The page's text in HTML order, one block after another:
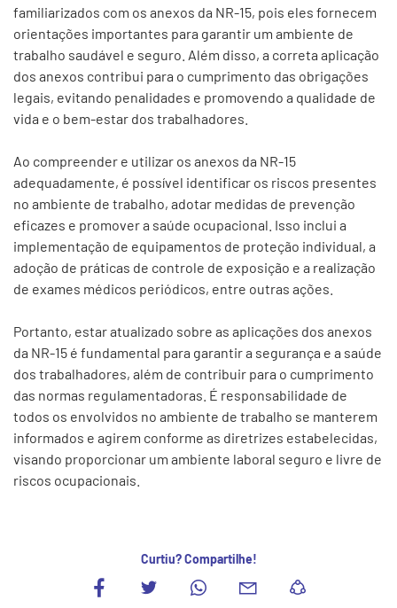
familiarizados com os anexos da NR-15, pois eles fornecem
orientações importantes para garantir um ambiente de
trabalho saudável e seguro. Além disso, a correta aplicação
dos anexos contribui para o cumprimento das obrigações
legais, evitando penalidades e promovendo a qualidade de
vida e o bem-estar dos trabalhadores.
Ao compreender e utilizar os anexos da NR-15
adequadamente, é possível identificar os riscos presentes
no ambiente de trabalho, adotar medidas de prevenção
eficazes e promover a saúde ocupacional. Isso inclui a
implementação de equipamentos de proteção individual, a
adoção de práticas de controle de exposição e a realização
de exames médicos periódicos, entre outras ações.
Portanto, estar atualizado sobre as aplicações dos anexos
da NR-15 é fundamental para garantir a segurança e a saúde
dos trabalhadores, além de contribuir para o cumprimento
das normas regulamentadoras. É responsabilidade de
todos os envolvidos no ambiente de trabalho se manterem
informados e agirem conforme as diretrizes estabelecidas,
visando proporcionar um ambiente laboral seguro e livre de
riscos ocupacionais.
Curtiu? Compartilhe!